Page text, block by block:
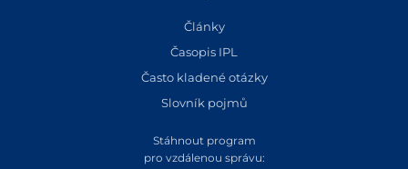
Články
Časopis IPL
Často kladené otázky
Slovník pojmů
Stáhnout program
pro vzdálenou správu: